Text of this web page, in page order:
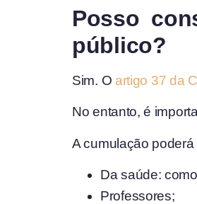
Posso
público?
Sim. O artigo 37 da
No entanto, é
A cumulação
Da saúde:
Professores;